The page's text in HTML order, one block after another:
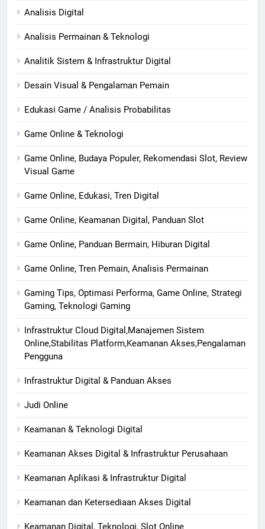
Analisis Digital
Analisis Permainan & Teknologi
Analitik Sistem & Infrastruktur Digital
Desain Visual & Pengalaman Pemain
Edukasi Game / Analisis Probabilitas
Game Online & Teknologi
Game Online, Budaya Populer, Rekomendasi Slot, Review
Visual Game
Game Online, Edukasi, Tren Digital
Game Online, Keamanan Digital, Panduan Slot
Game Online, Panduan Bermain, Hiburan Digital
Game Online, Tren Pemain, Analisis Permainan
Gaming Tips, Optimasi Performa, Game Online, Strategi
Gaming, Teknologi Gaming
Infrastruktur Cloud Digital,Manajemen Sistem
Online,Stabilitas Platform,Keamanan Akses,Pengalaman
Pengguna
Infrastruktur Digital & Panduan Akses
Judi Online
Keamanan & Teknologi Digital
Keamanan Akses Digital & Infrastruktur Perusahaan
Keamanan Aplikasi & Infrastruktur Digital
Keamanan dan Ketersediaan Akses Digital
Keamanan Digital, Teknologi, Slot Online